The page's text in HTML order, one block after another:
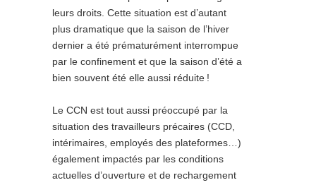
leurs droits. Cette situation est d’autant
plus dramatique que la saison de l’hiver
dernier a été prématurément interrompue
par le confinement et que la saison d’été a
bien souvent été elle aussi réduite !
Le CCN est tout aussi préoccupé par la
situation des travailleurs précaires (CCD,
intérimaires, employés des plateformes…)
également impactés par les conditions
actuelles d’ouverture et de rechargement